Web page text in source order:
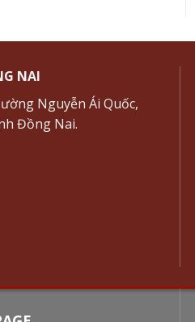
NAI
Nguyễn Ái Quốc,
Đồng Nai.